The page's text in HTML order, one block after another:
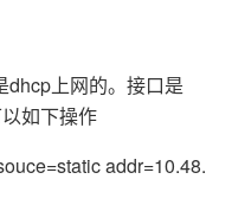
dhcp上网的。接口是
如下操作
addr=10.48.